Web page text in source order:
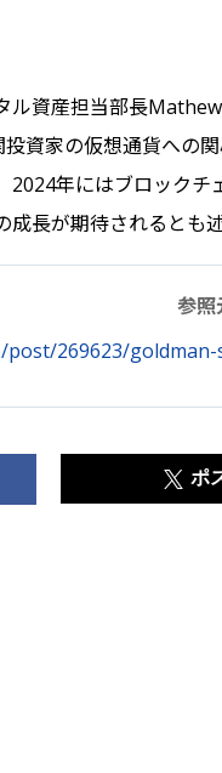
ル資産担当部長
資家の仮想通貨への
2024年にはブロック
長が期待されるとも述
参照
post/269623/
ポ